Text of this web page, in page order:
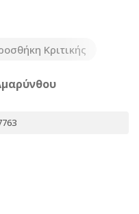
Κριτικής